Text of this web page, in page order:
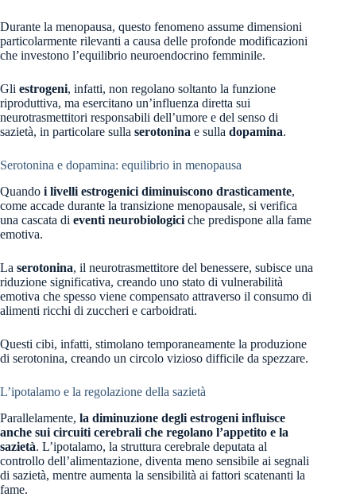
Durante la menopausa, questo fenomeno assume dimensioni
particolarmente rilevanti a causa delle profonde modificazioni
che investono l’equilibrio neuroendocrino femminile.
Gli estrogeni, infatti, non regolano soltanto la funzione
riproduttiva, ma esercitano un’influenza diretta sui
neurotrasmettitori responsabili dell’umore e del senso di
sazietà, in particolare sulla serotonina e sulla dopamina.
Serotonina e dopamina: equilibrio in menopausa
Quando i livelli estrogenici diminuiscono drasticamente,
come accade durante la transizione menopausale, si verifica
una cascata di eventi neurobiologici che predispone alla fame
emotiva.
La serotonina, il neurotrasmettitore del benessere, subisce una
riduzione significativa, creando uno stato di vulnerabilità
emotiva che spesso viene compensato attraverso il consumo di
alimenti ricchi di zuccheri e carboidrati.
Questi cibi, infatti, stimolano temporaneamente la produzione
di serotonina, creando un circolo vizioso difficile da spezzare.
L’ipotalamo e la regolazione della sazietà
Parallelamente, la diminuzione degli estrogeni influisce
anche sui circuiti cerebrali che regolano l’appetito e la
sazietà. L’ipotalamo, la struttura cerebrale deputata al
controllo dell’alimentazione, diventa meno sensibile ai segnali
di sazietà, mentre aumenta la sensibilità ai fattori scatenanti la
fame.